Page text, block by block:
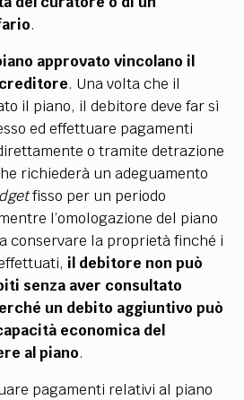
.
approvato vincolano il
. Una volta che il
il piano, il debitore deve far sì
ed effettuare pagamenti
o tramite detrazione
richiederà un adeguamento
fisso per un periodo
l’omologazione del piano
conservare la proprietà finché i
il debitore non può
senza aver consultato
un debito aggiuntivo può
economica del
al piano.
pagamenti relativi al piano